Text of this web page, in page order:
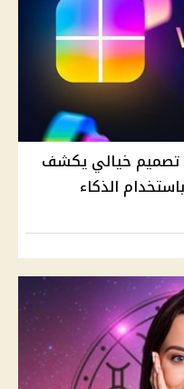
هو شكل ويندوز 12؟.. تصميم خيالي يكشف
الذكاء